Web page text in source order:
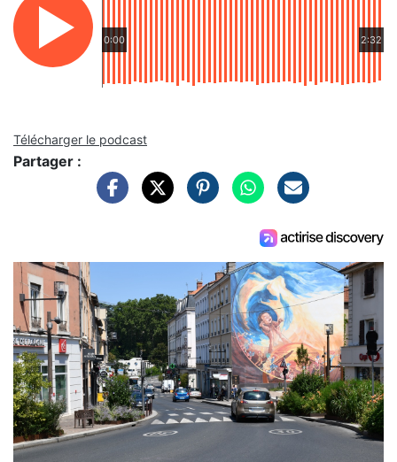
0:00 2:32
Télécharger le podcast
Partager :